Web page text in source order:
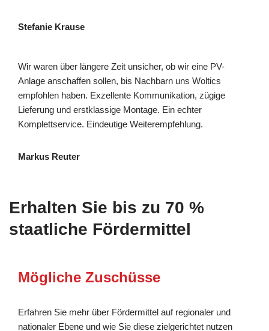
Stefanie Krause
Wir waren über längere Zeit unsicher, ob wir eine PV-
Anlage anschaffen sollen, bis Nachbarn uns Woltics
empfohlen haben. Exzellente Kommunikation, zügige
Lieferung und erstklassige Montage. Ein echter
Komplettservice. Eindeutige Weiterempfehlung.
Markus Reuter
Erhalten Sie bis zu 70 %
staatliche Fördermittel
Mögliche Zuschüsse
Erfahren Sie mehr über Fördermittel auf regionaler und
nationaler Ebene und wie Sie diese zielgerichtet nutzen